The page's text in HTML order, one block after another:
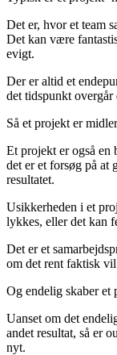
Det er, hvor et team
Det kan være
evigt.
Der er altid et
det tidspunkt
Så et projekt er
Et projekt er også en
det er et forsøg på at
resultatet.
Usikkerheden i et
lykkes, eller det kan
Det er et
om det rent faktisk
Og endelig skaber et
Uanset om det
andet resultat, så er
nyt.